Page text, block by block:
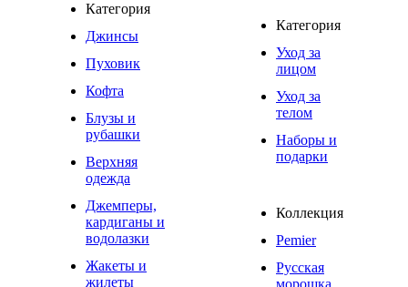
Категория
Джинсы
Пуховик
Кофта
Блузы и
рубашки
Верхняя
одежда
Джемперы,
кардиганы и
водолазки
Жакеты и
жилеты
Категория
Уход за
лицом
Уход за
телом
Наборы и
подарки
Коллекция
Pemier
Русская
морошка